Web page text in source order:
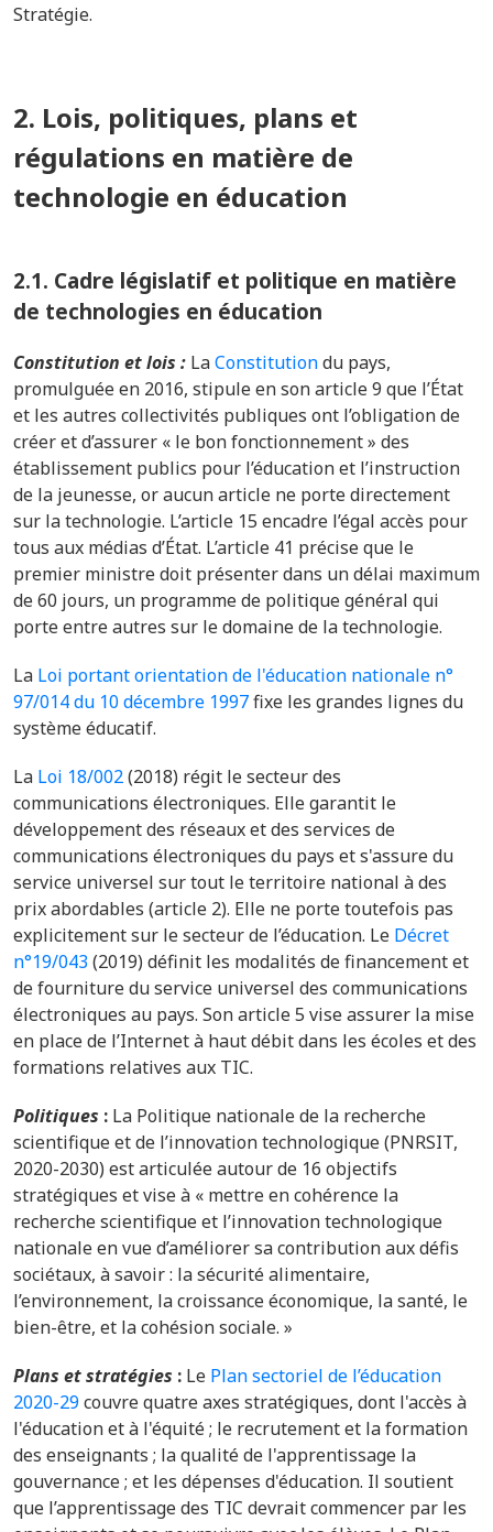
Stratégie.
2. Lois, politiques, plans et
régulations en matière de
technologie en éducation
2.1. Cadre législatif et politique en matière
de technologies en éducation
Constitution et lois : LaConstitutiondu pays,
promulguée en 2016, stipule en son article 9 que l’État
et les autres collectivités publiques ont l’obligation de
créer et d’assurer « le bon fonctionnement » des
établissement publics pour l’éducation et l’instruction
de la jeunesse, or aucun article ne porte directement
sur la technologie. L’article 15 encadre l’égal accès pour
tous aux médias d’État. L’article 41 précise que le
premier ministre doit présenter dans un délai maximum
de 60 jours, un programme de politique général qui
porte entre autres sur le domaine de la technologie.
La Loi portant orientation de l'éducation nationale n°
97/014 du 10 décembre 1997fixe les grandes lignes du
système éducatif.
La Loi 18/002(2018) régit le secteur des
communications électroniques. Elle garantit le
développement des réseaux et des services de
communications électroniques du pays et s'assure du
service universel sur tout le territoire national à des
prix abordables (article 2). Elle ne porte toutefois pas
explicitement sur le secteur de l’éducation. Le Décret
n°19/043(2019) définit les modalités de financement et
de fourniture du service universel des communications
électroniques au pays. Son article 5 vise assurer la mise
en place de l’Internet à haut débit dans les écoles et des
formations relatives aux TIC.
Politiques : La Politique nationale de la recherche
scientifique et de l’innovation technologique (PNRSIT,
2020-2030) est articulée autour de 16 objectifs
stratégiques et vise à « mettre en cohérence la
recherche scientifique et l’innovation technologique
nationale en vue d’améliorer sa contribution aux défis
sociétaux, à savoir : la sécurité alimentaire,
l’environnement, la croissance économique, la santé, le
bien-être, et la cohésion sociale. »
Plans et stratégies : Le Plan sectoriel de l’éducation
2020-29couvre quatre axes stratégiques, dont l'accès à
l'éducation et à l'équité ; le recrutement et la formation
des enseignants ; la qualité de l'apprentissage la
gouvernance ; et les dépenses d'éducation. Il soutient
que l’apprentissage des TIC devrait commencer par les